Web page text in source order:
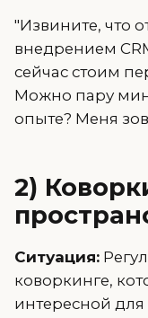
"Извините, что
внедрением
сейчас стоим
Можно пару
опыте? Меня
2)
Ситуация:
коворкинге,
интересной для